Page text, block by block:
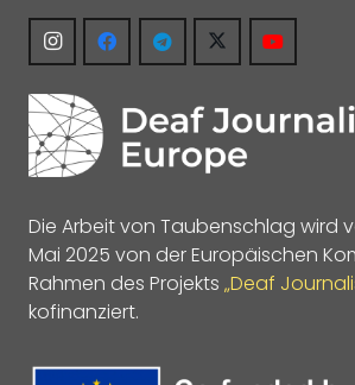
Die Arbeit von Taubenschlag wird
Mai 2025 von der Europäischen
Rahmen des Projekts „Deaf
kofinanziert.